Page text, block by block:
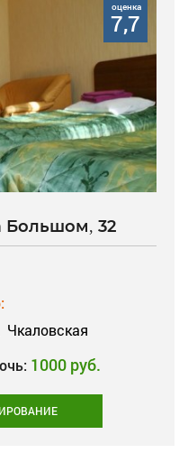
оценка
7,7
Большом, 32
Чкаловская
1000 руб.